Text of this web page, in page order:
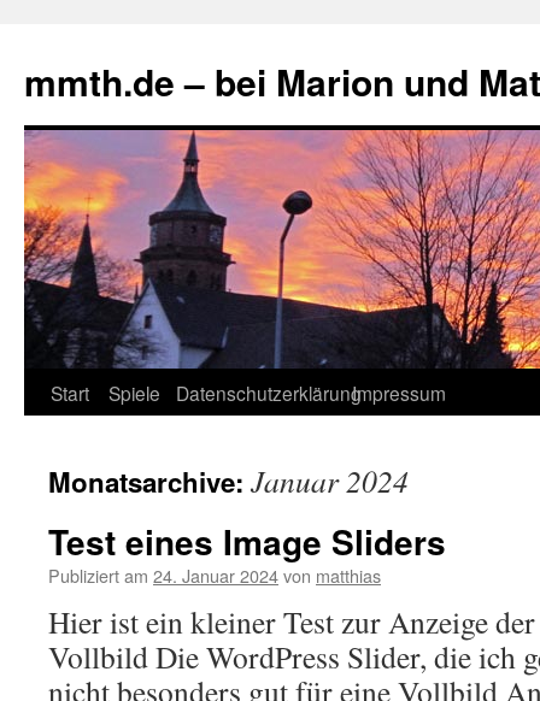
mmth.de – bei Marion und
Start Spiele DatenschutzerklärungImpressum
Monatsarchive: Januar 2024
Test eines Image Sliders
Publiziert am 24. Januar 2024von matthias
Hier ist ein kleiner Test zur Anzeige
Vollbild Die WordPress Slider, die ich
nicht besonders gut für eine Vollbild